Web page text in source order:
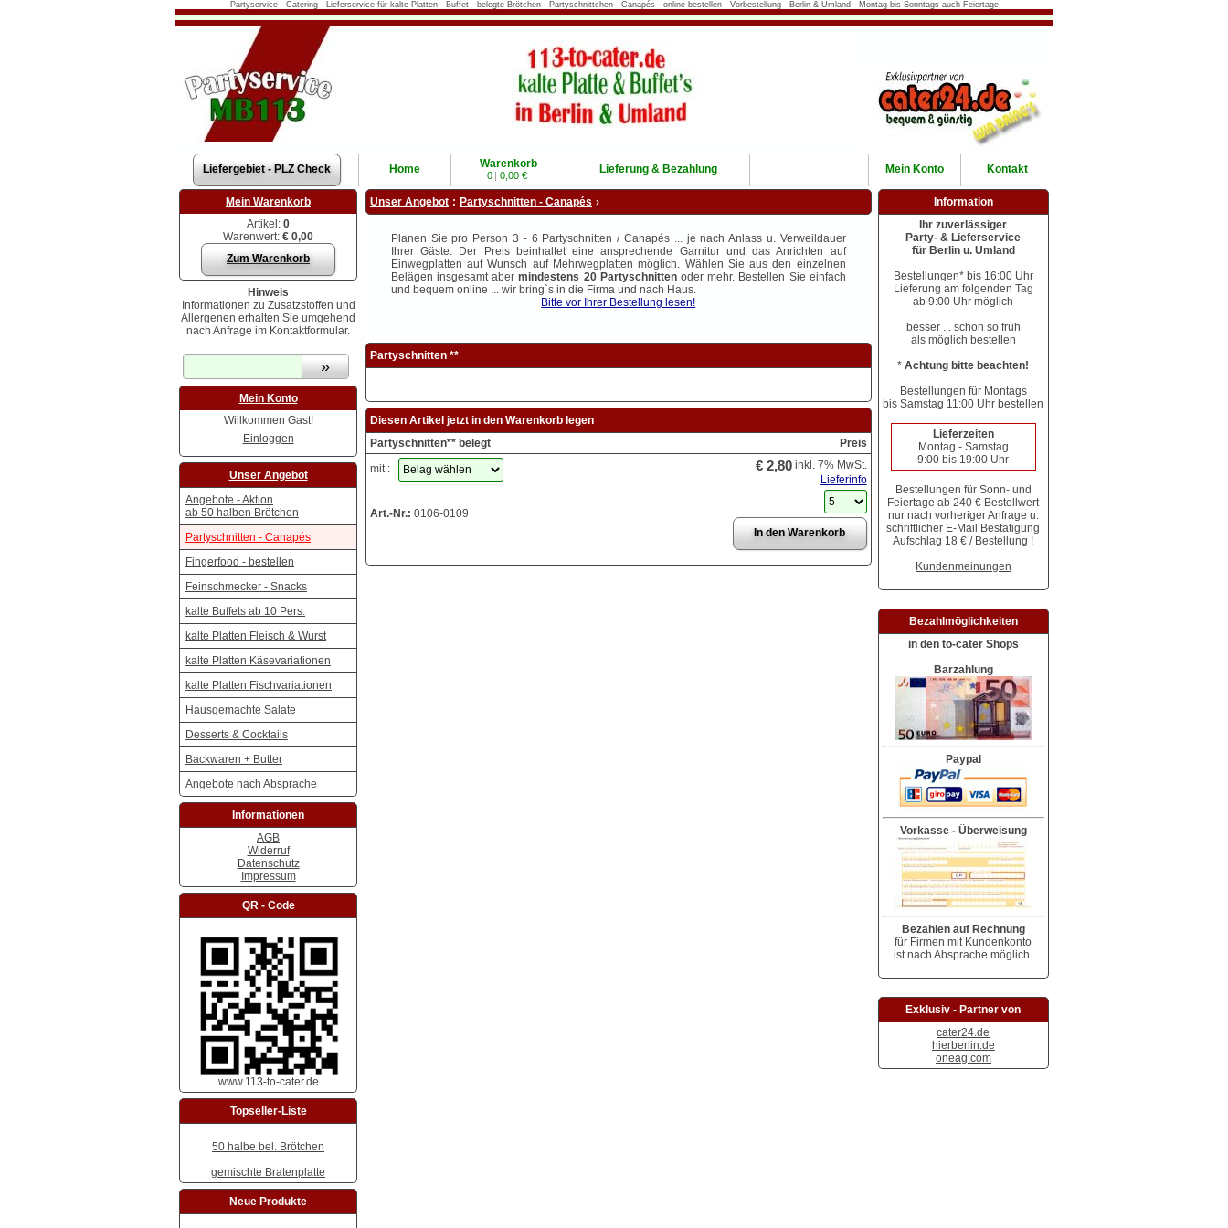
Partyservice - Catering - Lieferservice für kalte Platten - Buffet - belegte Brötchen - Partyschnittchen - Canapés - online bestellen - Vorbestellung - Berlin & Umland - Montag bis Sonntags auch Feiertage
Liefergebiet - PLZ Check Home Warenkorb
0 | 0,00 € Lieferung & Bezahlung Kontakt
Mein Konto
Mein Warenkorb
Artikel: 0
Warenwert: € 0,00
Zum Warenkorb
Hinweis
Informationen zu Zusatzstoffen und
Allergenen erhalten Sie umgehend
nach Anfrage im Kontaktformular.
Mein Konto
Willkommen Gast!
Einloggen
Unser Angebot
Angebote - Aktion
ab 50 halben Brötchen
Partyschnitten - Canapés
Fingerfood - bestellen
Feinschmecker - Snacks
kalte Buffets ab 10 Pers.
kalte Platten Fleisch & Wurst
kalte Platten Käsevariationen
kalte Platten Fischvariationen
Hausgemachte Salate
Desserts & Cocktails
Backwaren + Butter
Angebote nach Absprache
Informationen
AGB
Widerruf
Datenschutz
Impressum
QR - Code
www.113-to-cater.de
Topseller-Liste
50 halbe bel. Brötchen
gemischte Bratenplatte
Neue Produkte
Unser Angebot : Partyschnitten - Canapés ›
Planen Sie pro Person 3 - 6 Partyschnitten / Canapés ... je nach Anlass u. Verweildauer
Ihrer Gäste. Der Preis beinhaltet eine ansprechende Garnitur und das Anrichten auf
Einwegplatten auf Wunsch auf Mehrwegplatten möglich. Wählen Sie aus den einzelnen
Belägen insgesamt abermindestens 20 Partyschnittenoder mehr. Bestellen Sie einfach
und bequem online ... wir bring`s in die Firma und nach Haus.
Bitte vor Ihrer Bestellung lesen!
Partyschnitten **
Diesen Artikel jetzt in den Warenkorb legen
Partyschnitten** belegt
Preis
mit :
Art.-Nr.: 0106-0109
€ 2,80inkl. 7% MwSt.
Lieferinfo
Information
Ihr zuverlässiger
Party- & Lieferservice
für Berlin u. Umland
Bestellungen* bis 16:00 Uhr
Lieferung am folgenden Tag
ab 9:00 Uhr möglich
besser ... schon so früh
als möglich bestellen
*Achtung bitte beachten!
Bestellungen für Montags
bis Samstag 11:00 Uhr bestellen
Lieferzeiten
Montag - Samstag
9:00 bis 19:00 Uhr
Bestellungen für Sonn- und
Feiertage ab 240 € Bestellwert
nur nach vorheriger Anfrage u.
schriftlicher E-Mail Bestätigung
Aufschlag 18 € / Bestellung !
Kundenmeinungen
Bezahlmöglichkeiten
in den to-cater Shops
Barzahlung
Paypal
Vorkasse - Überweisung
Bezahlen auf Rechnung
für Firmen mit Kundenkonto
ist nach Absprache möglich.
Exklusiv - Partner von
cater24.de
hierberlin.de
oneag.com